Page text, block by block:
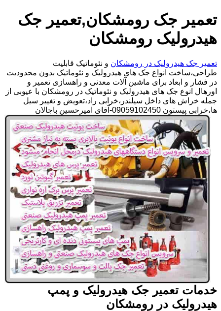
تعمیر جک رومشکان,تعمیر جک
هیدرولیک رومشکان
تعمیر جک هیدرولیک در رومشکان و نئوماتیک قابلیت
طراحی،ساخت انواع جک های هیدرولیک و نئوماتیک بدون محدودیت
در فشار و ابعاد برای ماشین آلات معدنی و راهسازی تعمیر و
اورهال انوع جک های هیدرولیک و نئوماتیک در رومشکان با عیوبی از
جمله خراش های داخل سیلندر،خرابی راد،تعویض و تغییر سیل
ها،خرابی پیستون 09059102450-آقای امیرحسین باجالان
خدمات تعمیر جک هیدرولیک و پمپ
هیدرولیک در رومشکان